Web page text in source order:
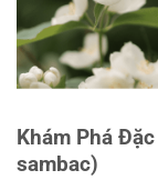
Khám Phá
sambac)